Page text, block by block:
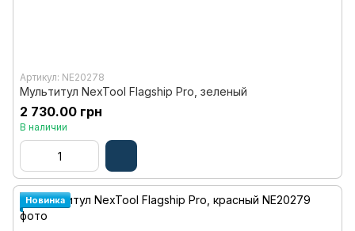
Артикул: NE20278
Мультитул NexTool Flagship Pro, зеленый
2 730.00 грн
В наличии
Новинка